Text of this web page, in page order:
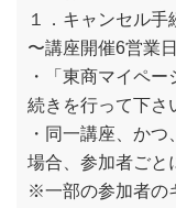
１．キャンセル手
〜講座開催6営業
・「東商マイペ
続きを行って下さ
・同一講座、か
場合、参加者ごと
※一部の参加者の